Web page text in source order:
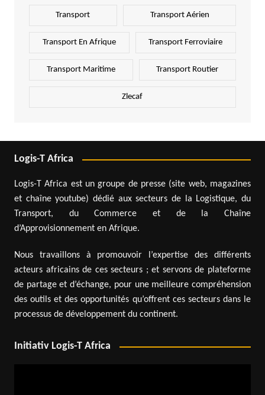
Transport Transport Aérien
Transport En Afrique Transport Ferroviaire
Transport Maritime Transport Routier
Zlecaf
Logis-T Africa
Logis-T Africa est un groupe de presse (site web, magazines
et chaîne youtube) dédié aux secteurs de la Logistique, du
Transport, du Commerce et de la Chaîne
d’Approvisionnement en Afrique.
Nous travaillons à promouvoir l’expertise des différents
acteurs africains de ces secteurs ; et servons de plateforme
de partage et d’échange, pour une meilleure compréhension
des outils et des opportunités qu’offrent ces secteurs dans le
processus de développement du continent.
Initiativ Logis-T Africa